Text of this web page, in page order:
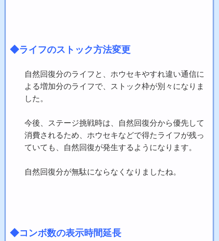
◆ライフのストック方法変更
自然回復分のライフと、ホウセキやすれ違い通信に
よる増加分のライフで、ストック枠が別々になりま
した。
今後、ステージ挑戦時は、自然回復分から優先して
消費されるため、ホウセキなどで得たライフが残っ
ていても、自然回復が発生するようになります。
自然回復分が無駄にならなくなりましたね。
◆コンボ数の表示時間延長